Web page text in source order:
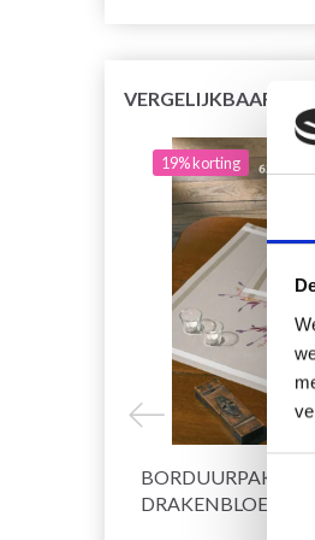
VERGELIJKBAAR
19% korting
BORDUURPAKKET
DRAKENBLOEM